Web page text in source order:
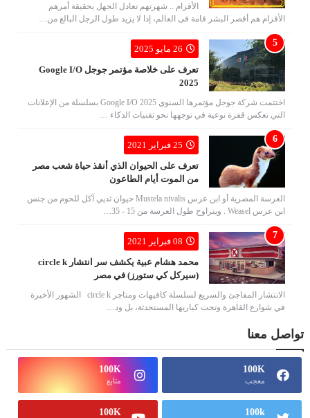
الأقزام .. شهرتهم تعادل الجهل بحقيقة أمرهم
الأقزام هم أقصر البشر قامة فى العالم، إذا لا يزيد طول الرجل البالغ من…
26 مايو 2025
تعرف على خلاصة مؤتمر جوجل Google I/O
2025
اختتمت شركة جوجل مؤتمرها السنوي Google I/O 2025 بسلسلة من الإعلانات
التي تعكس قفزة نوعية في توجهها نحو تقنيات الذكاء …
25 فبراير 2021
تعرف على الحيوان الذي أنقذ حياة شعب مصر
من الموت أيام الطاعون
العرسة المصرية أو ابن عرس Mustela nivalis حيوان ثديي آكل للحوم من جنس
ابن عرس Weasel . ويتراوح طول العرسة من 15 - 35…
08 فبراير 2021
محمد هشام عبية يكشف سر انتشار circle k
(سيركل كي ستورز) في مصر
الانتشار المفاجئ والسريع لسلسلة كافيهات ومتاجر circle k الشهور الأخيرة
في شوارع القاهرة وتحت كباريها المستحدثة، بل ود…
تواصل معنا
100K
معجب
100K
متابع
100k
100K